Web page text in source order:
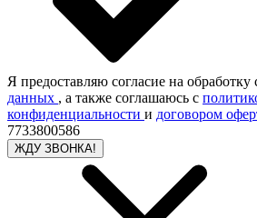
Я предоставляю согласие на обработку
данных , а также соглашаюсь с
конфиденциальности и договором
7733800586
ЖДУ ЗВОНКА!